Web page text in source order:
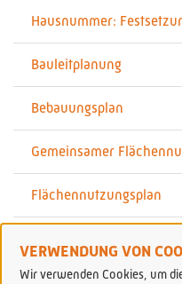
VERWENDUNG VON
Wir verwenden Cookies, um
Hausnummer:
Bauleitplanung
Bebauungsplan
Gemeinsamer
Flächennutzungsplan